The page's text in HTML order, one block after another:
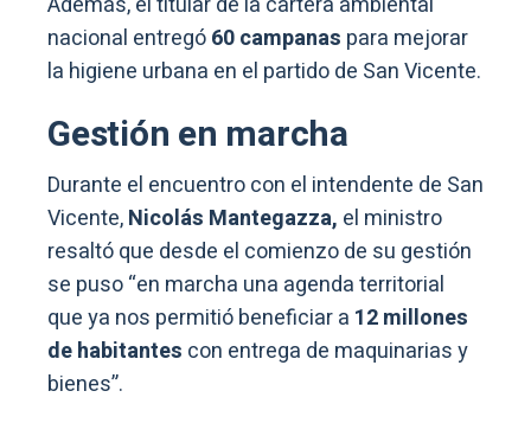
nacional entregó60 campanas para mejorar
la higiene urbana en el partido de San Vicente.
Gestión en marcha
Durante el encuentro con el intendente de San
Vicente,Nicolás Mantegazza, el ministro
resaltó que desde el comienzo de su gestión
se puso “en marcha una agenda territorial
que ya nos permitió beneficiar a 12 millones
de habitantes con entrega de maquinarias y
bienes”.